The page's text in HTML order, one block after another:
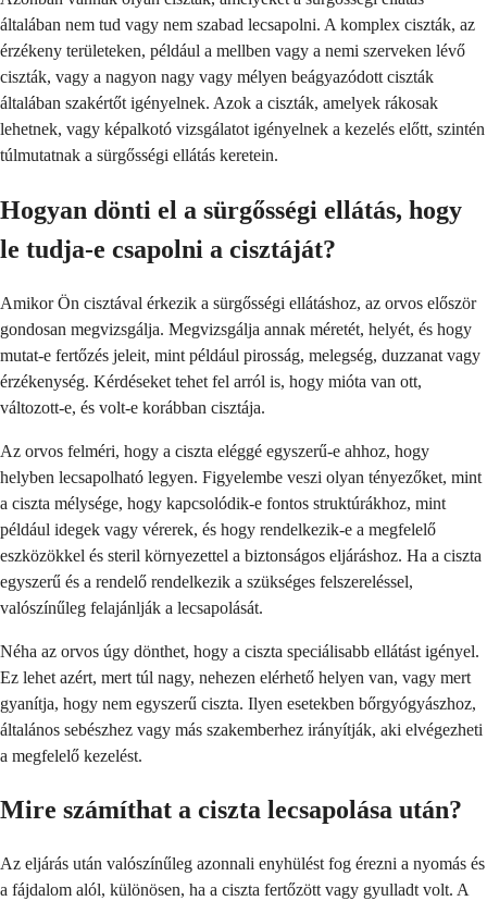
általában nem tud vagy nem szabad lecsapolni. A komplex ciszták, az
érzékeny területeken, például a mellben vagy a nemi szerveken lévő
ciszták, vagy a nagyon nagy vagy mélyen beágyazódott ciszták
általában szakértőt igényelnek. Azok a ciszták, amelyek rákosak
lehetnek, vagy képalkotó vizsgálatot igényelnek a kezelés előtt, szintén
túlmutatnak a sürgősségi ellátás keretein.
Hogyan dönti el a sürgősségi ellátás, hogy
le tudja-e csapolni a cisztáját?
Amikor Ön cisztával érkezik a sürgősségi ellátáshoz, az orvos először
gondosan megvizsgálja. Megvizsgálja annak méretét, helyét, és hogy
mutat-e fertőzés jeleit, mint például pirosság, melegség, duzzanat vagy
érzékenység. Kérdéseket tehet fel arról is, hogy mióta van ott,
változott-e, és volt-e korábban cisztája.
Az orvos felméri, hogy a ciszta eléggé egyszerű-e ahhoz, hogy
helyben lecsapolható legyen. Figyelembe veszi olyan tényezőket, mint
a ciszta mélysége, hogy kapcsolódik-e fontos struktúrákhoz, mint
például idegek vagy vérerek, és hogy rendelkezik-e a megfelelő
eszközökkel és steril környezettel a biztonságos eljáráshoz. Ha a ciszta
egyszerű és a rendelő rendelkezik a szükséges felszereléssel,
valószínűleg felajánlják a lecsapolását.
Néha az orvos úgy dönthet, hogy a ciszta speciálisabb ellátást igényel.
Ez lehet azért, mert túl nagy, nehezen elérhető helyen van, vagy mert
gyanítja, hogy nem egyszerű ciszta. Ilyen esetekben bőrgyógyászhoz,
általános sebészhez vagy más szakemberhez irányítják, aki elvégezheti
a megfelelő kezelést.
Mire számíthat a ciszta lecsapolása után?
Az eljárás után valószínűleg azonnali enyhülést fog érezni a nyomás és
a fájdalom alól, különösen, ha a ciszta fertőzött vagy gyulladt volt. A